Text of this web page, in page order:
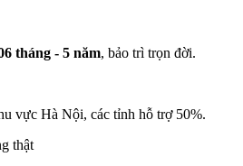
tháng - 5 năm, bảo trì trọn đời.
vực Hà Nội, các tỉnh hỗ trợ 50%.